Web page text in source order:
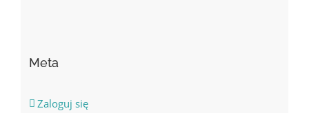
Meta
Zaloguj się